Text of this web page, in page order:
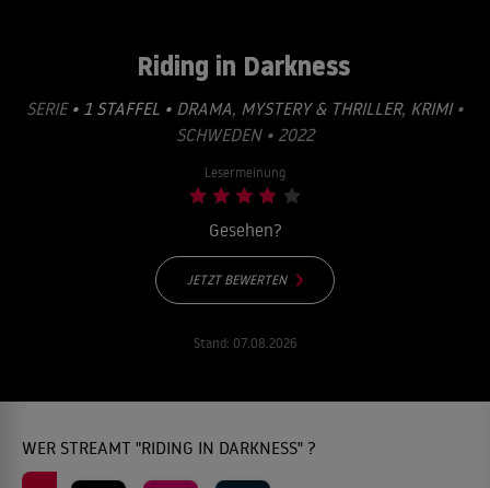
Riding in Darkness
SERIE • 1 STAFFEL • DRAMA, MYSTERY & THRILLER, KRIMI•
SCHWEDEN • 2022
Lesermeinung
Gesehen?
JETZT BEWERTEN
Stand: 07.08.2026
WER STREAMT "RIDING IN DARKNESS" ?